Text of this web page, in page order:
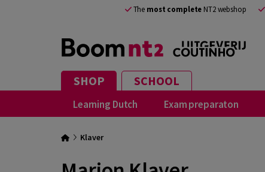
The most complete NT2 webshop
SHOP SCHOOL
Learning Dutch Exam preparaton
Klaver